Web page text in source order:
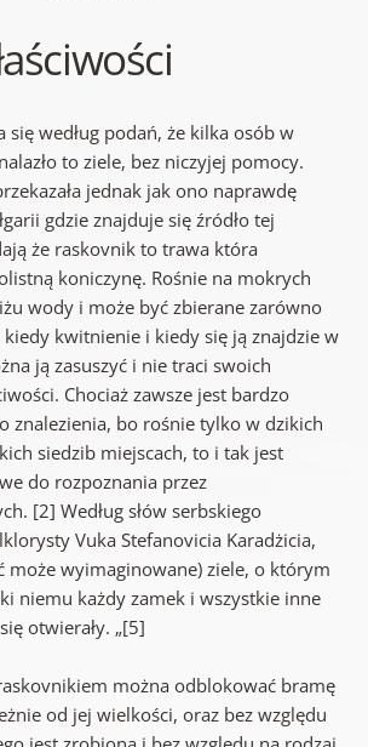
się według podań, że kilka osób w
to ziele, bez niczyjej pomocy.
jednak jak ono naprawdę
gdzie znajduje się źródło tej
że raskovnik to trawa która
koniczynę. Rośnie na mokrych
wody i może być zbierane zarówno
kwitnienie i kiedy się ją znajdzie w
ją zasuszyć i nie traci swoich
Chociaż zawsze jest bardzo
znalezienia, bo rośnie tylko w dzikich
siedzib miejscach, to i tak jest
do rozpoznania przez
[2] Według słów serbskiego
Vuka Stefanovicia Karadżicia,
może wyimaginowane) ziele, o którym
niemu każdy zamek i wszystkie inne
otwierały. „[5]
można odblokować bramę
od jej wielkości, oraz bez względu